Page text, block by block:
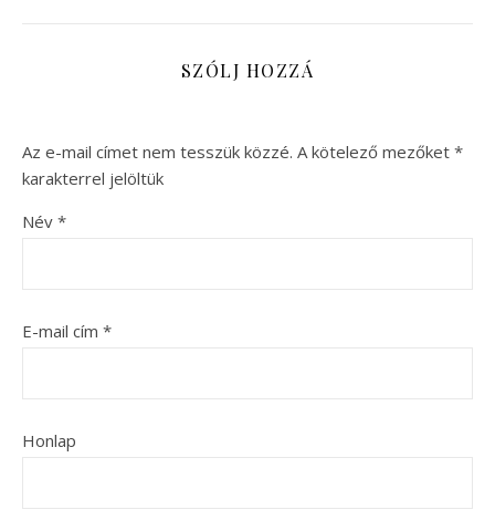
SZÓLJ HOZZÁ
Az e-mail címet nem tesszük közzé. A kötelező mezőket *
karakterrel jelöltük
Név *
E-mail cím *
Honlap